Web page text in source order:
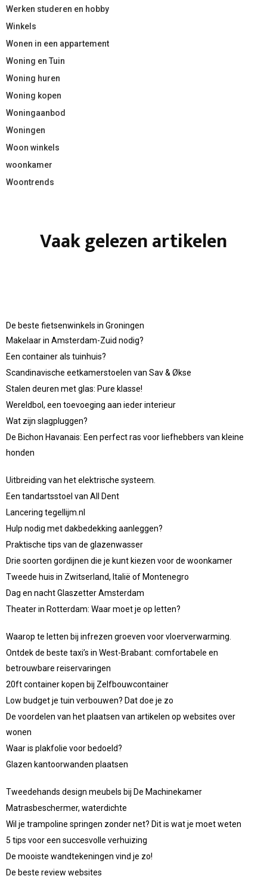
Werken studeren en hobby
Winkels
Wonen in een appartement
Woning en Tuin
Woning huren
Woning kopen
Woningaanbod
Woningen
Woon winkels
woonkamer
Woontrends
Vaak gelezen artikelen
De beste fietsenwinkels in Groningen
Makelaar in Amsterdam-Zuid nodig?
Een container als tuinhuis?
Scandinavische eetkamerstoelen van Sav & Økse
Stalen deuren met glas: Pure klasse!
Wereldbol, een toevoeging aan ieder interieur
Wat zijn slagpluggen?
De Bichon Havanais: Een perfect ras voor liefhebbers van kleine
honden
Uitbreiding van het elektrische systeem.
Een tandartsstoel van All Dent
Lancering tegellijm.nl
Hulp nodig met dakbedekking aanleggen?
Praktische tips van de glazenwasser
Drie soorten gordijnen die je kunt kiezen voor de woonkamer
Tweede huis in Zwitserland, Italië of Montenegro
Dag en nacht Glaszetter Amsterdam
Theater in Rotterdam: Waar moet je op letten?
Waarop te letten bij infrezen groeven voor vloerverwarming.
Ontdek de beste taxi’s in West-Brabant: comfortabele en
betrouwbare reiservaringen
20ft container kopen bij Zelfbouwcontainer
Low budget je tuin verbouwen? Dat doe je zo
De voordelen van het plaatsen van artikelen op websites over
wonen
Waar is plakfolie voor bedoeld?
Glazen kantoorwanden plaatsen
Tweedehands design meubels bij De Machinekamer
Matrasbeschermer, waterdichte
Wil je trampoline springen zonder net? Dit is wat je moet weten
5 tips voor een succesvolle verhuizing
De mooiste wandtekeningen vind je zo!
De beste review websites